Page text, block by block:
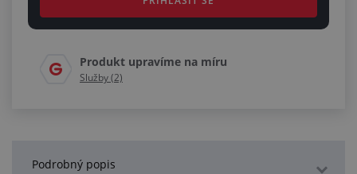
Produkt upravíme na míru
Služby (2)
Podrobný popis